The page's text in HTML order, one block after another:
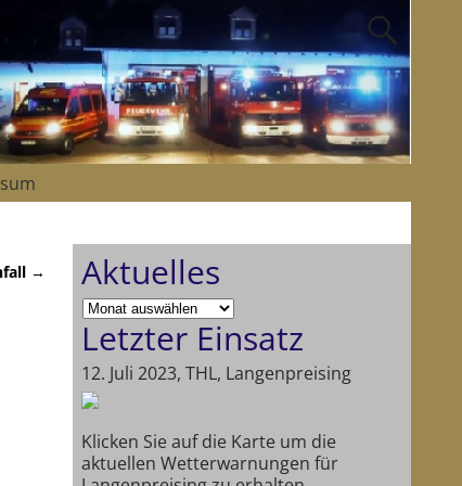
→
Aktuelles
Letzter Einsatz
12. Juli 2023, THL, Langenpreising
Klicken Sie auf die Karte um die
aktuellen Wetterwarnungen für